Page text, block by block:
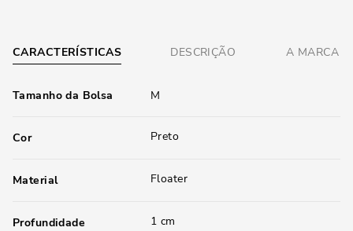
CARACTERÍSTICAS DESCRIÇÃO A MARCA
Tamanho da Bolsa M
Cor Preto
Material Floater
Profundidade 1 cm